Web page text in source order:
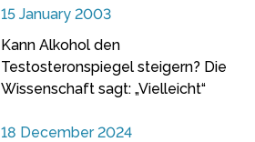
15 January 2003
Kann Alkohol den
Testosteronspiegel steigern? Die
Wissenschaft sagt: „Vielleicht“
18 December 2024